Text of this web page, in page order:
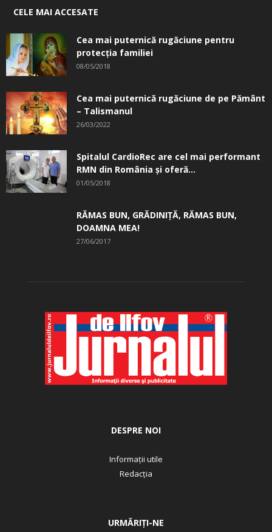
CELE MAI ACCESATE
Cea mai puternică rugăciune pentru
protecția familiei
08/05/2018
Cea mai puternică rugăciune de pe Pământ
– Talismanul
26/03/2022
Spitalul CardioRec are cel mai performant
RMN din România și oferă...
01/05/2018
RĂMAS BUN, GRĂDINIŢĂ, ­RĂMAS BUN,
DOAMNA MEA!
27/06/2017
DESPRE NOI
Informații utile
Redacția
URMĂRIȚI-NE